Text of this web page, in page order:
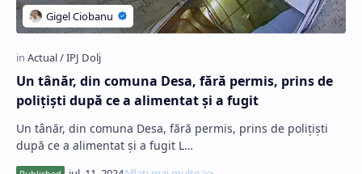
Un tânăr, din comuna Desa, fără permis, prins de
poliţişti după ce a alimentat şi a fugit
Un tânăr, din comuna Desa, fără permis, prins de poliţişti
după ce a alimentat şi a fugit L…